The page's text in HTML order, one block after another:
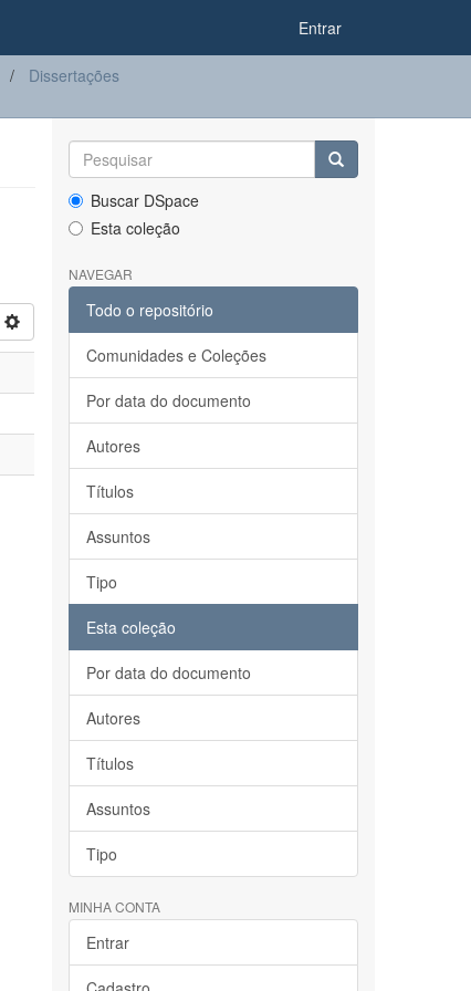
Entrar
Dissertações
Buscar DSpace
Esta coleção
NAVEGAR
Todo o repositório
Comunidades e Coleções
Por data do documento
Autores
Títulos
Assuntos
Tipo
Esta coleção
Por data do documento
Autores
Títulos
Assuntos
Tipo
MINHA CONTA
Entrar